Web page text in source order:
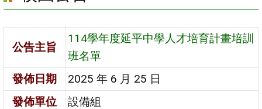
區
公告主旨
114學年度延平中學人才培育計畫培訓
班名單
發佈日期
2025 年 6 月 25 日
發佈單位
設備組